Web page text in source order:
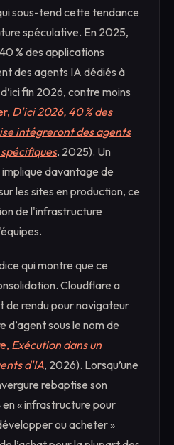
sous-tend cette tendance
spéculative. En 2025,
% des applications
des agents IA dédiés à
fin 2026, contre moins
D'ici 2026, 40 % des
intégreront des agents
, 2025). Un
davantage de
les sites en production, ce
de l'infrastructure
qui montre que ce
Cloudflare a
de rendu pour navigateur
d’agent sous le nom de
Exécution dans un
d'IA, 2026). Lorsqu’une
rebaptise son
« infrastructure pour
ou acheter »